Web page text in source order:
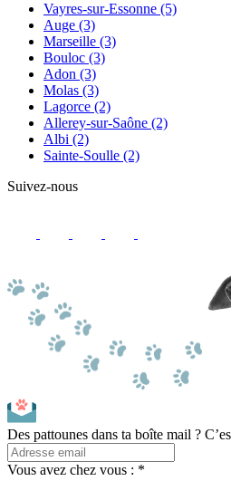
Vayres-sur-Essonne (5)
Auge (3)
Marseille (3)
Bouloc (3)
Adon (3)
Molas (3)
Lagorce (2)
Allerey-sur-Saône (2)
Albi (2)
Sainte-Soulle (2)
Suivez-nous
Des pattounes dans ta boîte mail ?
Vous avez chez vous : *